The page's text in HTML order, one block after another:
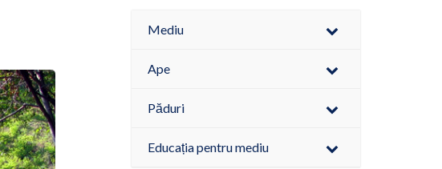
Mediu
Ape
Păduri
Educația pentru mediu